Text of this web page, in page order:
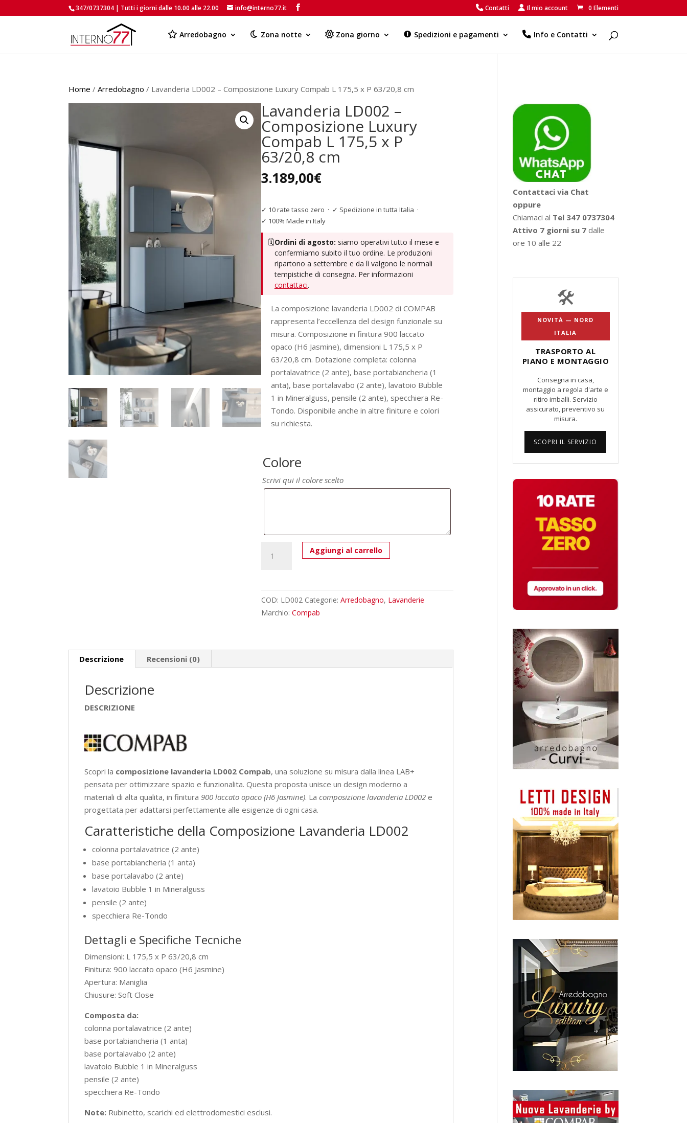
347/0737304 | Tutti i giorni dalle 10.00 alle 22.00 info@interno77.it Contatti Il mio account 0 Elementi
Arredobagno Zona notte Zona giorno Spedizioni e pagamenti Info e Contatti
Products
Home /Arredobagno / Lavanderia LD002 – Composizione Luxury Compab L 175,5 x P 63/20,8 cm
Lavanderia LD002 –
Composizione Luxury
Compab L 175,5 x P
63/20,8 cm
3.189,00€
✓ 10 rate tasso zero · ✓ Spedizione in tutta Italia ·
✓ 100% Made in Italy
🗓️Ordini di agosto: siamo operativi tutto il mese e
confermiamo subito il tuo ordine. Le produzioni
ripartono a settembre e da lì valgono le normali
tempistiche di consegna. Per informazioni
contattaci.
La composizione lavanderia LD002 di COMPAB
rappresenta l’eccellenza del design funzionale su
misura. Composizione in finitura 900 laccato
opaco (H6 Jasmine), dimensioni L 175,5 x P
63/20,8 cm. Dotazione completa: colonna
portalavatrice (2 ante), base portabiancheria (1
anta), base portalavabo (2 ante), lavatoio Bubble
1 in Mineralguss, pensile (2 ante), specchiera Re-
Tondo. Disponibile anche in altre finiture e colori
su richiesta.
Colore
Scrivi qui il colore scelto
LD002
Luxury
Compab
x
Aggiungi al carrello
COD: LD002 Categorie: Arredobagno, Lavanderie
Marchio: Compab
Descrizione Recensioni (0)
Descrizione
DESCRIZIONE
Scopri la composizione lavanderia LD002 Compab, una soluzione su misura dalla linea LAB+
pensata per ottimizzare spazio e funzionalita. Questa proposta unisce un design moderno a
materiali di alta qualita, in finitura 900 laccato opaco (H6 Jasmine). Lacomposizione lavanderia LD002 e
progettata per adattarsi perfettamente alle esigenze di ogni casa.
Caratteristiche della Composizione Lavanderia LD002
colonna portalavatrice (2 ante)
base portabiancheria (1 anta)
base portalavabo (2 ante)
lavatoio Bubble 1 in Mineralguss
pensile (2 ante)
specchiera Re-Tondo
Dettagli e Specifiche Tecniche
Dimensioni: L 175,5 x P 63/20,8 cm
Finitura: 900 laccato opaco (H6 Jasmine)
Apertura: Maniglia
Chiusure: Soft Close
Composta da:
colonna portalavatrice (2 ante)
base portabiancheria (1 anta)
base portalavabo (2 ante)
lavatoio Bubble 1 in Mineralguss
pensile (2 ante)
specchiera Re-Tondo
Note: Rubinetto, scarichi ed elettrodomestici esclusi.
Contattaci via Chat
oppure
Chiamaci al Tel 347 0737304
Attivo 7 giorni su 7 dalle
ore 10 alle 22
🛠️
NOVITÀ — NORD
ITALIA
TRASPORTO AL
PIANO E MONTAGGIO
Consegna in casa,
montaggio a regola d'arte e
ritiro imballi. Servizio
assicurato, preventivo su
misura.
SCOPRI IL SERVIZIO